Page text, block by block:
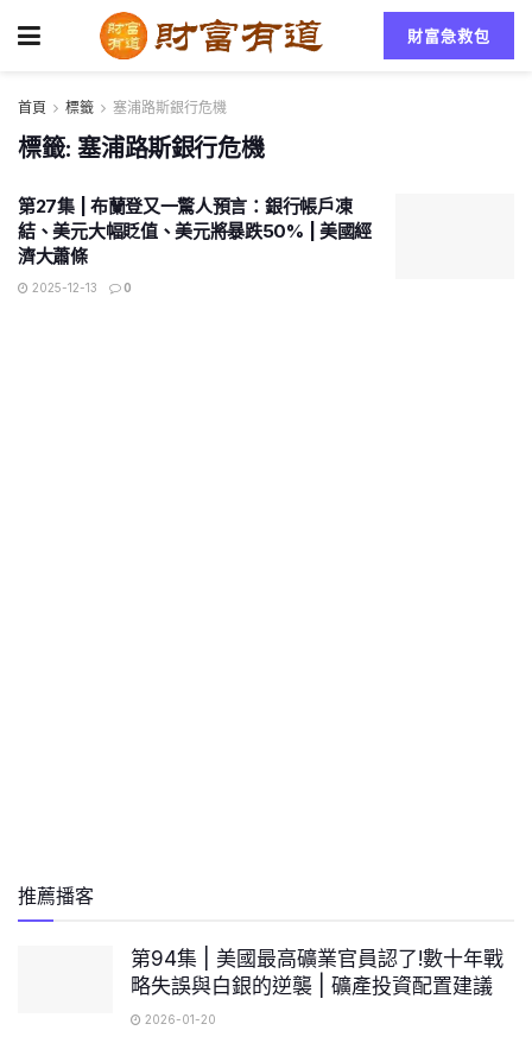
財富急救包
首頁 標籤 塞浦路斯銀行危機
標籤:塞浦路斯銀行危機
第27集 | 布蘭登又一驚人預言：銀行帳戶凍
結、美元大幅貶值、美元將暴跌50% | 美國經
濟大蕭條
2025-12-13 0
推薦播客
第94集 | 美國最高礦業官員認了!數十年戰
略失誤與白銀的逆襲 | 礦產投資配置建議
2026-01-20